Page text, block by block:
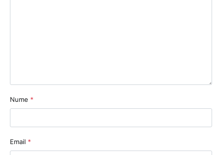
Nume *
Email *